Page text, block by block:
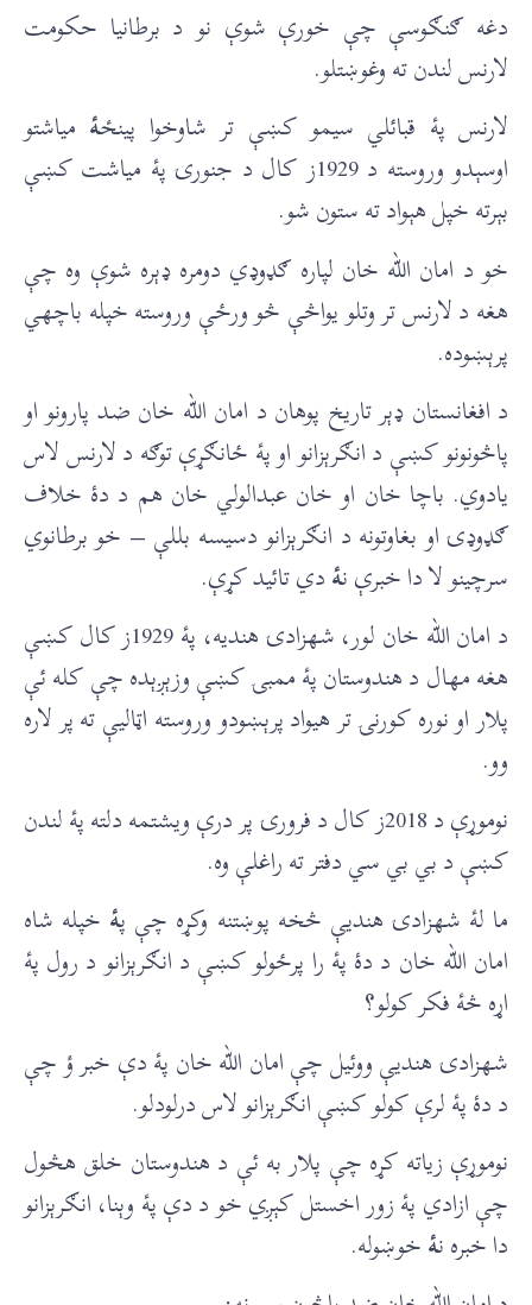
دغه ګنګوسې چې خورې شوې نو د برطانیا حکومت
لارنس لندن ته وغوښتلو.
لارنس پۀ قبائلي سیمو کښې تر شاوخوا پینځۀمیاشتو
اوسېدو وروسته د 1929ز کال د جنورۍ پۀ میاشت کښې
بېرته خپل هېواد ته ستون شو.
خو د امان الله خان لپاره ګډوډي دومره ډېره شوې وه چې
هغه د لارنس تر وتلو یواڅې څو ورځې وروسته خپله باچهي
پرېښوده.
د افغانستان ډېر تاریخ پوهان د امان الله خان ضد پارونو او
پاڅونونو کښې د انګرېزانو او پۀ ځانګړې توګه د لارنس لاس
يادوي. باچا خان او خان عبدالولي خان هم د دۀ خلاف
ګډوډۍ او بغاوتونه د انګرېزانو دسيسه بللې – خو برطانوي
سرچینو لا دا خبرې نۀدي تائید کړې.
د امان الله خان لور، شهزادۍ هندیه، پۀ 1929ز کال کښې
هغه مهال د هندوستان پۀ ممبۍ کښې وزېږېده چې کله ئې
پلار او نوره کورنۍ تر هيواد پرېښودو وروسته اټالیې ته پر لاره
وو.
نوموړې د 2018ز کال د فرورۍ پر درې ويشتمه دلته پۀ لندن
کښې د بي بي سي دفتر ته راغلې وه.
ما لۀ شهزادۍ هندیې څخه پوښتنه وکړه چې پۀ خپله شاه
امان الله خان د دۀ پۀ را پرځولو کښې د انګرېزانو د رول پۀ
اړه څۀ فکر کولو؟
شهزادۍ هندیې ووئیل چې امان الله خان پۀ دې خبر ؤ چې
د دۀ پۀ لرې کولو کښې انګرېزانو لاس درلودلو.
نوموړې زیاته کړه چې پلار به ئې د هندوستان خلق هڅول
چې ازادي پۀ زور اخستل کېږي خو د دې پۀ وېنا، انګرېزانو
دا خبره نۀخوښوله.